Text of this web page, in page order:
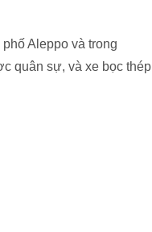
Aleppo và trong
quân sự, và xe bọc thép